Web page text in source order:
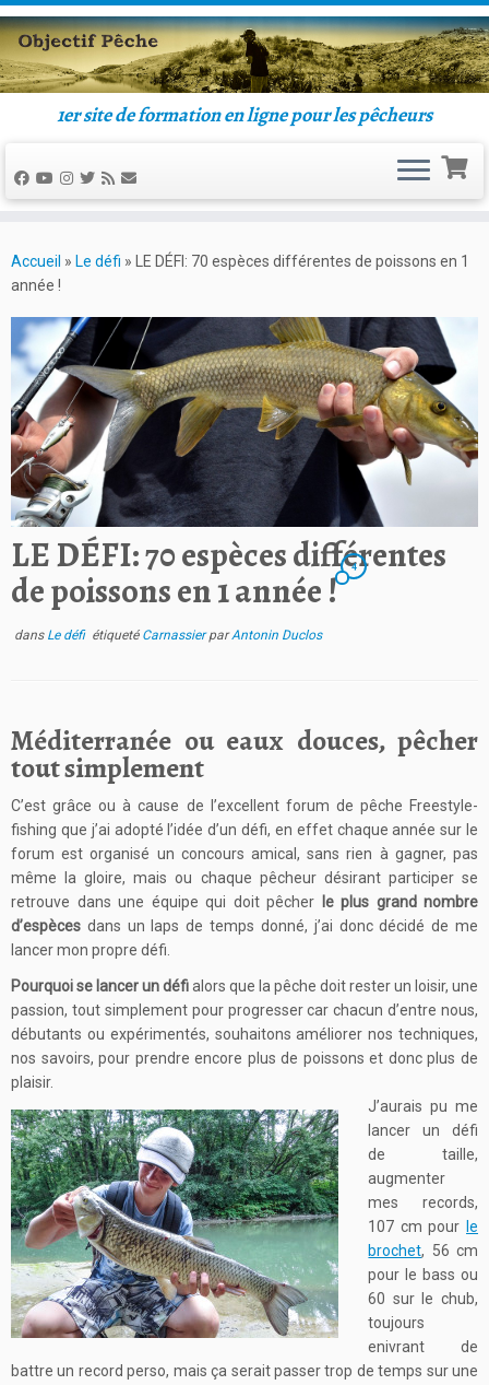
1er site de formation en ligne pour les pêcheurs
Accueil » Le défi »
LE DÉFI: 70 espèces différentes de poissons en 1
année !
LE DÉFI: 70 espèces différentes
de poissons en 1 année !
4
dans Le défi étiqueté CarnassierparAntonin Duclos
Méditerranée ou eaux douces, pêcher
tout simplement
C’est grâce ou à cause de l’excellent forum de pêche Freestyle-
fishing que j’ai adopté l’idée d’un défi, en effet chaque année sur le
forum est organisé un concours amical, sans rien à gagner, pas
même la gloire, mais ou chaque pêcheur désirant participer se
retrouve dans une équipe qui doit pêcher
le plus grand nombre
d’espèces dans un laps de temps donné, j’ai donc décidé de me
lancer mon propre défi.
Pourquoi se lancer un défialors que la pêche doit rester un loisir, une
passion, tout simplement pour progresser car chacun d’entre nous,
débutants ou expérimentés, souhaitons améliorer nos techniques,
nos savoirs, pour prendre encore plus de poissons et donc plus de
plaisir.
J’aurais pu me
lancer un défi
de taille,
augmenter
mes records,
107 cm pour le
brochet, 56 cm
pour le bass ou
60 sur le chub,
toujours
enivrant de
battre un record perso, mais ça serait passer trop de temps sur une